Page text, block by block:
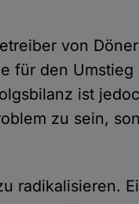
von
für den Umstieg
ist
zu sein,
radikalisieren.